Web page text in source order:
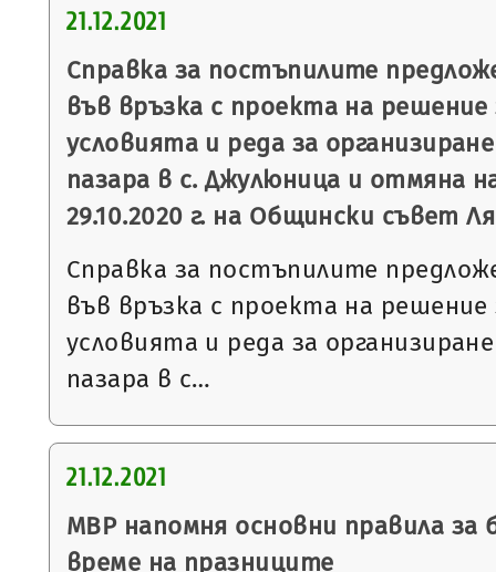
21.12.2021
Справка за постъпилите
във връзка с проекта на решение
условията и реда за
пазара в с. Джулюница и отмяна
29.10.2020 г. на Общински съвет
Справка за постъпилите
във връзка с проекта на решение
условията и реда за
пазара в с…
21.12.2021
МВР напомня основни правила за
време на празниците